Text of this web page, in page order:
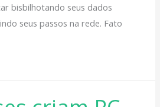
bisbilhotando seus dados
seus passos na rede. Fato